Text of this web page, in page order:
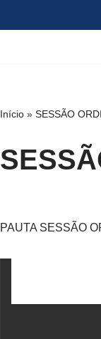
Início » SESSÃO
PAUTA SESSÃO